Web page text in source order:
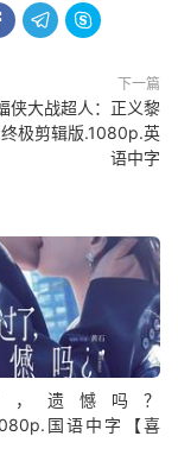
 
下一篇
侠大战超人：正义黎
极剪辑版.1080p.英
语中字
，遗憾吗？
国语中字【喜